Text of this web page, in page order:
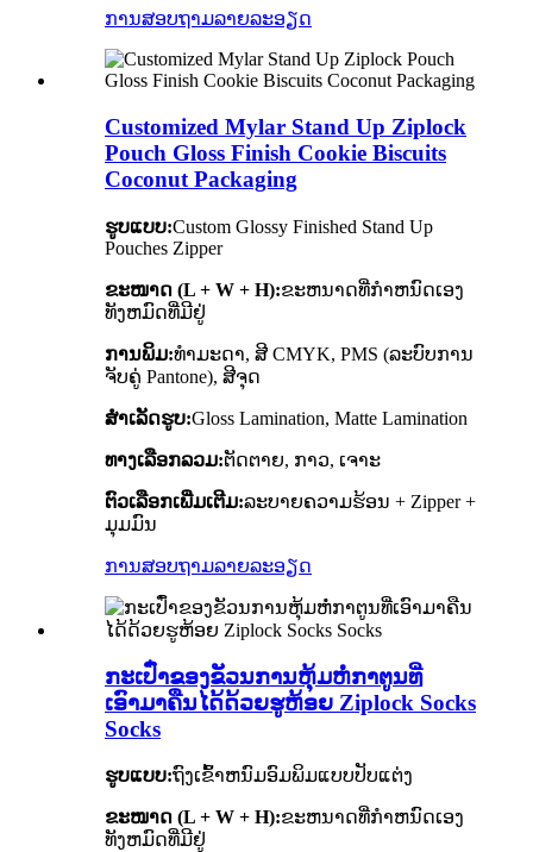
ການສອບຖາມລາຍລະອຽດ
Customized Mylar Stand Up Ziplock
Pouch Gloss Finish Cookie Biscuits
Coconut Packaging
ຮູບແບບ:Custom Glossy Finished Stand Up
Pouches Zipper
ຂະໜາດ (L + W + H):ຂະຫນາດທີ່ກໍາຫນົດເອງ
ທັງຫມົດທີ່ມີຢູ່
ການພິມ:ທຳມະດາ, ສີ CMYK, PMS (ລະບົບການ
ຈັບຄູ່ Pantone), ສີຈຸດ
ສໍາເລັດຮູບ:Gloss Lamination, Matte Lamination
ທາງເລືອກລວມ:ຕັດຕາຍ, ກາວ, ເຈາະ
ຕົວເລືອກເພີ່ມເຕີມ:ລະບາຍຄວາມຮ້ອນ + Zipper +
ມຸມມົນ
ການສອບຖາມລາຍລະອຽດ
ກະເປົ໋າຂອງຂັວນການຫຸ້ມຫໍ່ກາຕູນທີ່
ເອົາມາຄືນໄດ້ດ້ວຍຮູຫ້ອຍ Ziplock Socks
Socks
ຮູບແບບ:ຖົງເຂົ້າຫນົມອົມພິມແບບປັບແຕ່ງ
ຂະໜາດ (L + W + H):ຂະຫນາດທີ່ກໍາຫນົດເອງ
ທັງຫມົດທີ່ມີຢູ່